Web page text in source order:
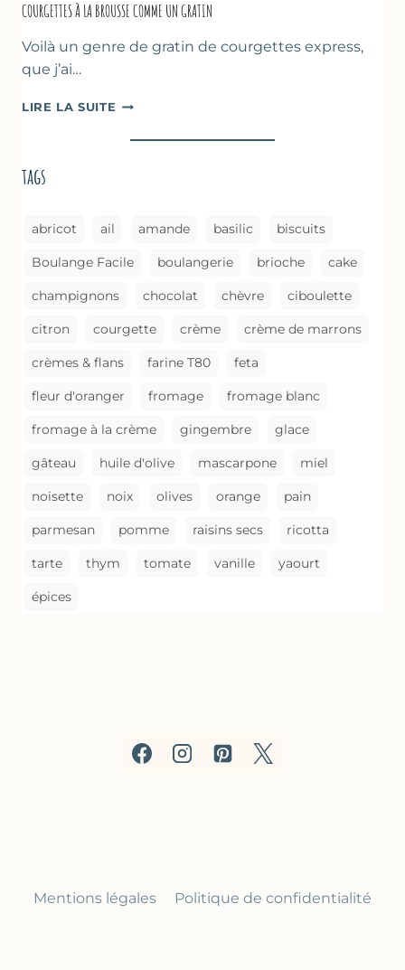
COURGETTES À LA BROUSSE COMME UN GRATIN
Voilà un genre de gratin de courgettes express,
que j’ai…
LIRE LA SUITE COURGETTES
LA
tags
abricot ail amande basilic biscuits
Boulange Facile boulangerie brioche cake
champignons chocolat chèvre ciboulette
citron courgette crème crème de marrons
crèmes & flans farine T80 feta
fleur d'oranger fromage fromage blanc
fromage à la crème gingembre glace
gâteau huile d'olive mascarpone miel
noisette noix olives orange pain
parmesan pomme raisins secs ricotta
tarte thym tomate vanille yaourt
épices
Mentions légales Politique de confidentialité